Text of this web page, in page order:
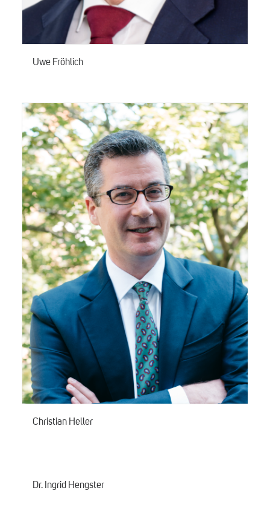
Uwe Fröhlich
Christian Heller
Dr. Ingrid Hengster